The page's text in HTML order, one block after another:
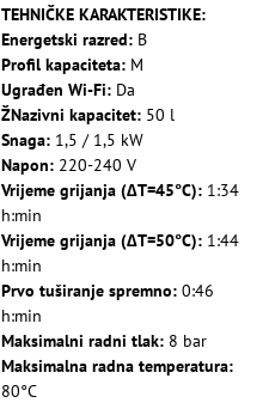
TEHNIČKE KARAKTERISTIKE:
Energetski razred: B
Profil kapaciteta: M
Ugrađen Wi-Fi: Da
ŽNazivni kapacitet: 50 l
Snaga: 1,5 / 1,5 kW
Napon: 220-240 V
Vrijeme grijanja (∆T=45°C): 1:34
h:min
Vrijeme grijanja (∆T=50°C): 1:44
h:min
Prvo tuširanje spremno: 0:46
h:min
Maksimalni radni tlak: 8 bar
Maksimalna radna temperatura:
80°C